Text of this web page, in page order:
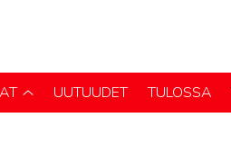
UUTUUDET TULOSSA